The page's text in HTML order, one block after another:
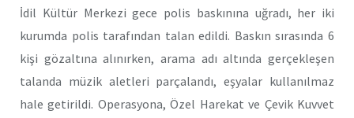
İdil Kültür Merkezi gece polis baskınına uğradı, her iki
kurumda polis tarafından talan edildi. Baskın sırasında 6
kişi gözaltına alınırken, arama adı altında gerçekleşen
talanda müzik aletleri parçalandı, eşyalar kullanılmaz
hale getirildi. Operasyona, Özel Harekat ve Çevik Kuvvet